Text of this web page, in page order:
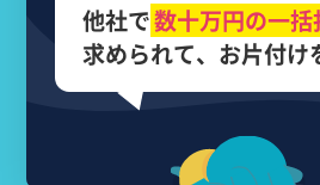
他社で数十万円の一括
求められて、 お片付